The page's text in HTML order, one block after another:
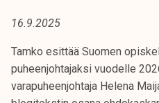
k
r
k
H
A
16.9.2025
Tamko esittää Suomen
puheenjohtajaksi vuodelle
varapuheenjohtaja Helena